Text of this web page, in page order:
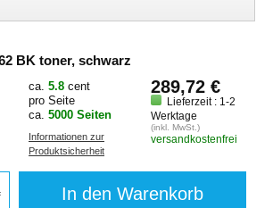
BK toner, schwarz
ca. 5.8 cent
pro Seite
ca. 5000 Seiten
Informationen zur
Produktsicherheit
289,72 €
Lieferzeit : 1-2
Werktage
(inkl. MwSt.)
versandkostenfrei
In den Warenkorb